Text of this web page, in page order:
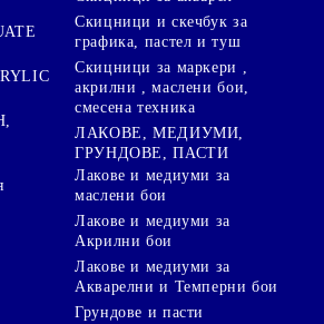
Скицници и скечбук за
графика, пастел и туш
Скицници за маркери ,
акрилни , маслени бои,
смесена техника
ЛАКОВЕ, МЕДИУМИ,
ГРУНДОВЕ, ПАСТИ
Лакове и медиуми за
маслени бои
Лакове и медиуми за
Акрилни бои
Лакове и медиуми за
Акварелни и Темперни бои
Грундове и пасти